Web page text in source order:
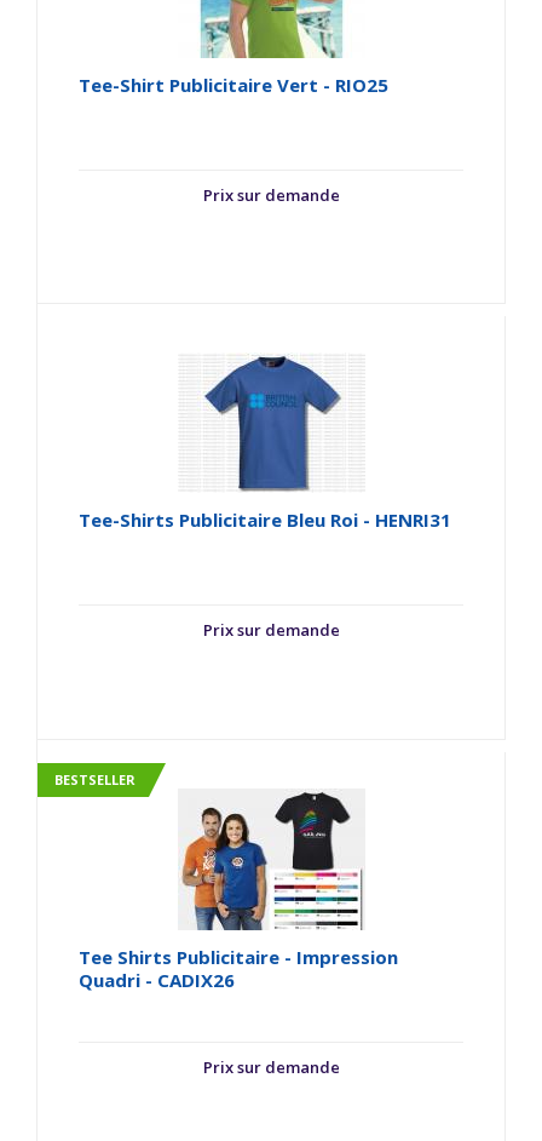
Tee-Shirt Publicitaire Vert - RIO25
Prix sur demande
Tee-Shirts Publicitaire Bleu Roi - HENRI31
Prix sur demande
BESTSELLER
Tee Shirts Publicitaire - Impression
Quadri - CADIX26
Prix sur demande